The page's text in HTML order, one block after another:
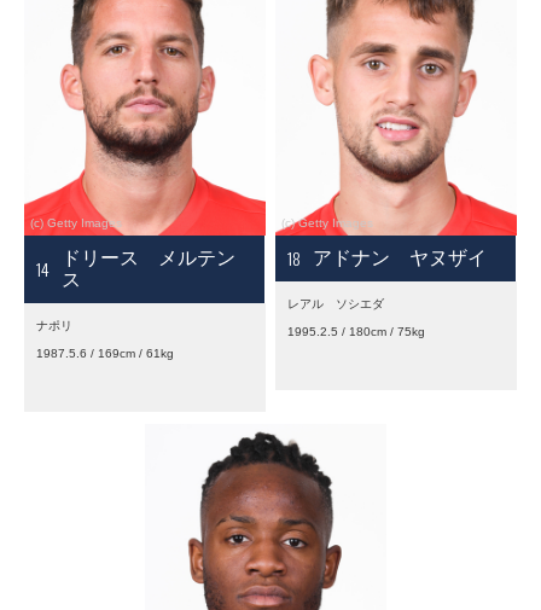
14
ドリース メルテン
ス
ナポリ
1987.5.6 / 169cm / 61kg
18 アドナン ヤヌザイ
レアル ソシエダ
1995.2.5 / 180cm / 75kg